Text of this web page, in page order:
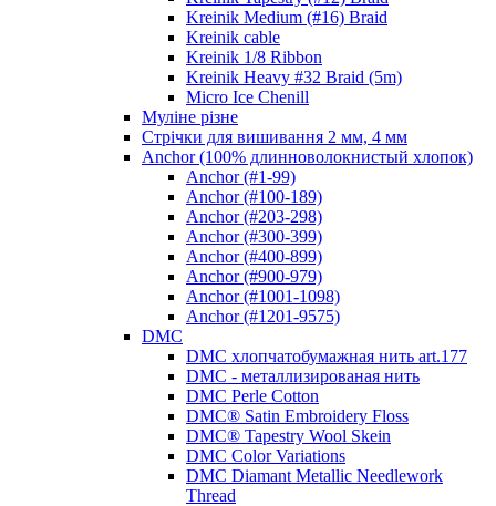
Kreinik Medium (#16) Braid
Kreinik cable
Kreinik 1/8 Ribbon
Kreinik Heavy #32 Braid (5m)
Micro Ice Chenill
Муліне різне
Стрічки для вишивання 2 мм, 4 мм
Anchor (100% длинноволокнистый хлопок)
Anchor (#1-99)
Anchor (#100-189)
Anchor (#203-298)
Anchor (#300-399)
Anchor (#400-899)
Anchor (#900-979)
Anchor (#1001-1098)
Anchor (#1201-9575)
DMC
DMC хлопчатобумажная нить art.177
DMC - металлизированая нить
DMC Perle Cotton
DMC® Satin Embroidery Floss
DMC® Tapestry Wool Skein
DMC Color Variations
DMC Diamant Metallic Needlework
Thread